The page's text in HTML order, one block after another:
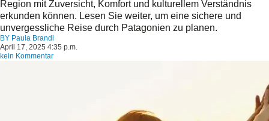
Region mit Zuversicht, Komfort und kulturellem Verständnis
erkunden können. Lesen Sie weiter, um eine sichere und
unvergessliche Reise durch Patagonien zu planen.
BY Paula Brandi
April 17, 2025 4:35 p.m.
kein Kommentar